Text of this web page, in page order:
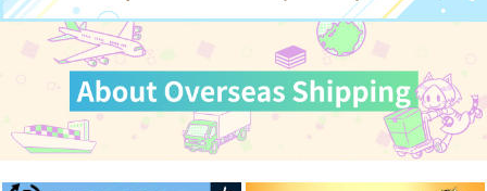
On your side
ノイマン1/2
マイフェアテディ？
作品詳細 作品詳細 作品詳細